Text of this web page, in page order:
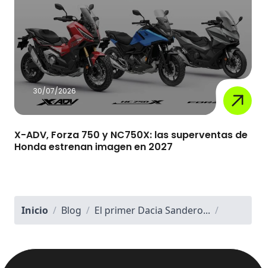
30/07/2026
X-ADV, Forza 750 y NC750X: las superventas de
Honda estrenan imagen en 2027
Inicio / Blog / El primer Dacia Sandero... /